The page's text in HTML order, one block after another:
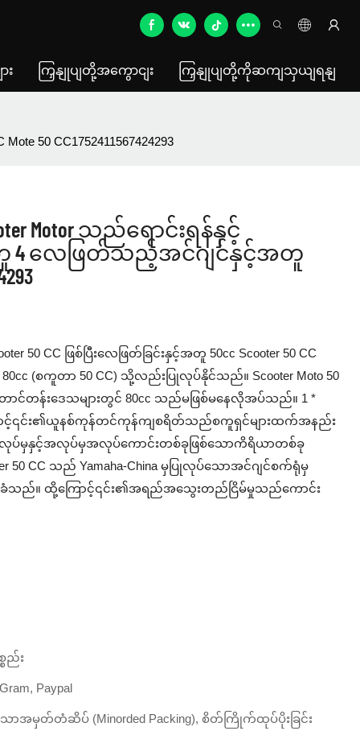
း ကြှနျုပျတို့အကွောငျး ကြှနျုပျတို့ကိုဆကျသှယျရနျ
50 CC1752411567424293
Motor သည်ရောင်းရန်နှင့်
4 လေဖြတ်သည့်အင်ဂျင်နှင့်အတူ
50 CC ဖြစ်ပြီးလေဖြတ်ခြင်းနှင့်အတူ 50cc Scooter 50 CC
80cc (စကူတာ 50 CC) သို့လည်းပြုလုပ်နိုင်သည်။ Scooter Moto 50
ာင်တန်းဒေသများတွင် 80cc သည်မဖြစ်မနေလိုအပ်သည်။ 1 *
င့်၎င်း၏ယူနစ်ကုန်တင်ကုန်ကျစရိတ်သည်စကူရှင်များထက်အနည်း
လုပ်မှနှင့်အလုပ်မှအလုပ်ကောင်းတစ်ခုဖြစ်သောကိရိယာတစ်ခု
CC သည် Yamaha-China မှပြုလုပ်သောအင်ဂျင်စက်ရုံမှ
ည်။ ထို့ကြောင့်၎င်း၏အရည်အသွေးတည်ငြိမ်မှုသည်ကောင်း
ည်း
Paypal
အမှတ်တံဆိပ် (Minorded Packing), စိတ်ကြိုက်ထုပ်ပိုးခြင်း